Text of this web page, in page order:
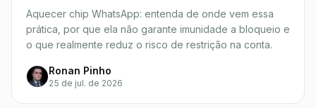
Resolve)
Aquecer chip WhatsApp: entenda de onde vem essa
prática, por que ela não garante imunidade a bloqueio e
o que realmente reduz o risco de restrição na conta.
Ronan Pinho
25 de jul. de 2026